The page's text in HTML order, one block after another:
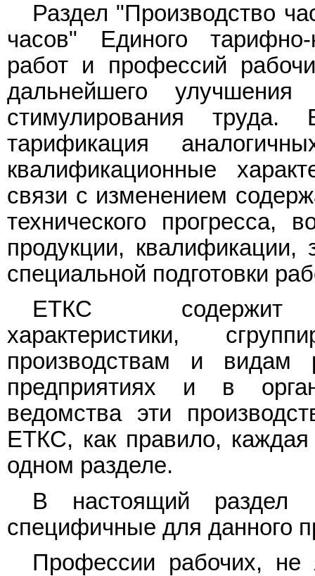
Раздел "Производство
часов" Единого тарифно-
работ и профессий
дальнейшего
стимулирования труда.
тарификация
квалификационные
связи с изменением
технического прогресса,
продукции, квалификации,
специальной подготовки
ЕТКС содержит
характеристики,
производствам и видам
предприятиях и в
ведомства эти
ЕТКС, как правило, каждая
одном разделе.
В настоящий раздел
специфичные для данного
Профессии рабочих,